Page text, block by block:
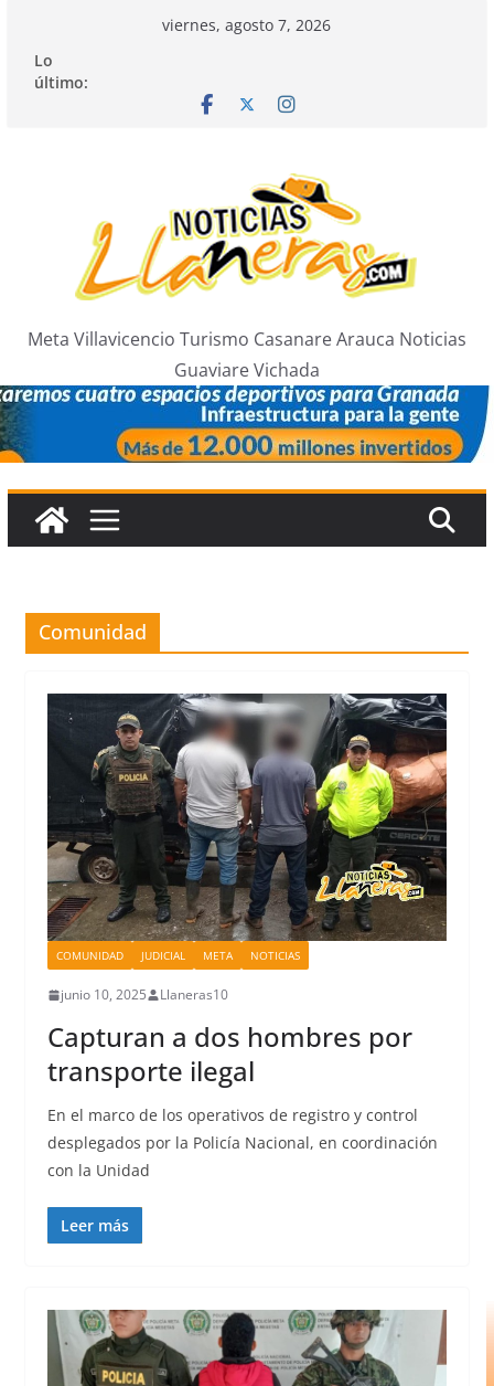
contenido
viernes, agosto 7, 2026
Lo
último:
Meta Villavicencio Turismo Casanare Arauca Noticias
Guaviare Vichada
Comunidad
COMUNIDAD JUDICIAL META NOTICIAS
junio 10, 2025 Llaneras10
Capturan a dos hombres por
transporte ilegal
En el marco de los operativos de registro y control
desplegados por la Policía Nacional, en coordinación
con la Unidad
Leer más